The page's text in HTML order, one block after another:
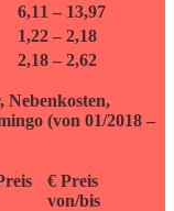
6,11 – 13,97
1,22 – 2,18
2,18 – 2,62
(von 01/2018 –
€ Preis
von/bis